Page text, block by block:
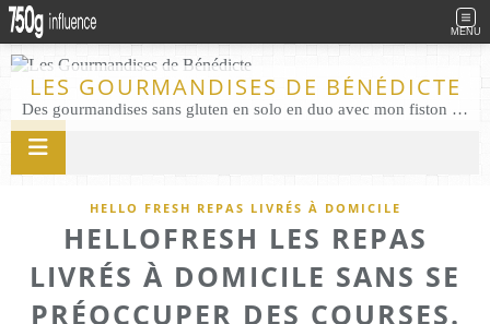
MENU
LES GOURMANDISES DE BÉNÉDICTE
Des gourmandises sans gluten en solo en duo avec mon fiston . Salé comme Sucré sans gluten éco responsable Les Gourmandises de Bénédicte gâteau produits locaux
HELLO FRESH REPAS LIVRÉS À DOMICILE
HELLOFRESH LES REPAS
LIVRÉS À DOMICILE SANS SE
PRÉOCCUPER DES COURSES.